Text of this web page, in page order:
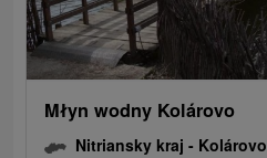
Młyn wodny Kolárovo
Nitriansky kraj - Kolárovo